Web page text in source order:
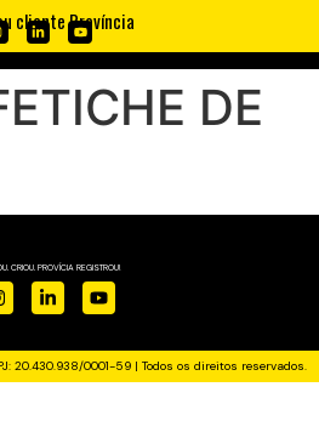
cliente Província
DE
CRIOU. PROVÍCIA REGISTROU!
20.430.938/0001-59 | Todos os direitos reservados.